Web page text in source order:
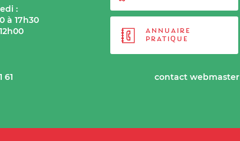
:
à 17h30
ANNUAIRE
PRATIQUE
61
contact webmaster